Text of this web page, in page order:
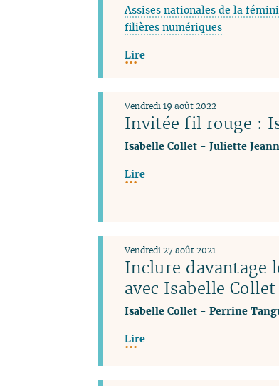
Assises nationales de la
filières numériques
Lire
Invitée fil rouge :
Vendredi 19 août 2022
Isabelle Collet- Juliette
Lire
Inclure davantage
avec Isabelle Collet
Vendredi 27 août 2021
Isabelle Collet- Perrine
Lire